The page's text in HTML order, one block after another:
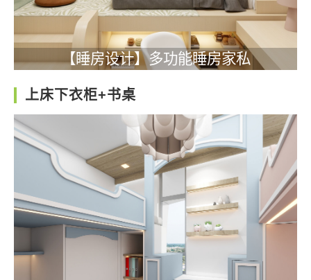
【睡房设计】多功能睡房家私
上床下衣柜+书桌